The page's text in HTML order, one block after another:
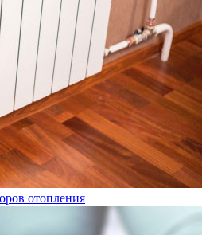
отопления